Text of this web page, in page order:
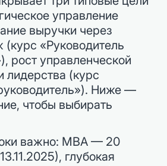
управление
выручки через
«Руководитель
рост управленческой
лидерства (курс
Ниже —
чтобы выбирать
важно: MBA — 20
глубокая